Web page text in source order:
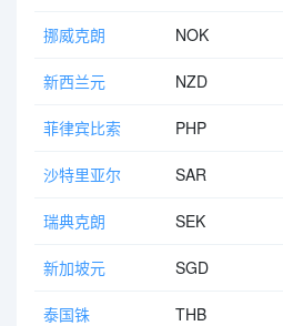
挪威克朗 NOK
新西兰元 NZD
菲律宾比索 PHP
沙特里亚尔 SAR
瑞典克朗 SEK
新加坡元 SGD
泰国铢 THB